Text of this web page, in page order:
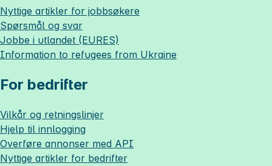
Nyttige artikler for jobbsøkere
Spørsmål og svar
Jobbe i utlandet (EURES)
Information to refugees from Ukraine
For bedrifter
Vilkår og retningslinjer
Hjelp til innlogging
Overføre annonser med API
Nyttige artikler for bedrifter